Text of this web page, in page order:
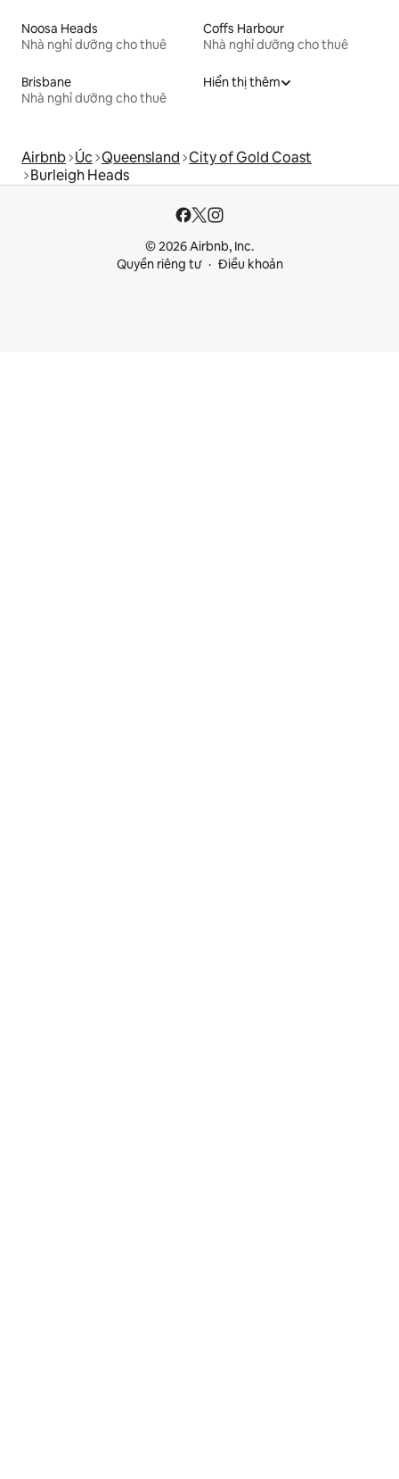
Noosa Heads
Nhà nghỉ dưỡng cho thuê
Coffs Harbour
Nhà nghỉ dưỡng cho thuê
Brisbane
Nhà nghỉ dưỡng cho thuê
Hiển thị thêm
Airbnb Úc Queensland City of Gold Coast
Burleigh Heads
© 2026 Airbnb, Inc.
Quyền riêng tư
Điều khoản